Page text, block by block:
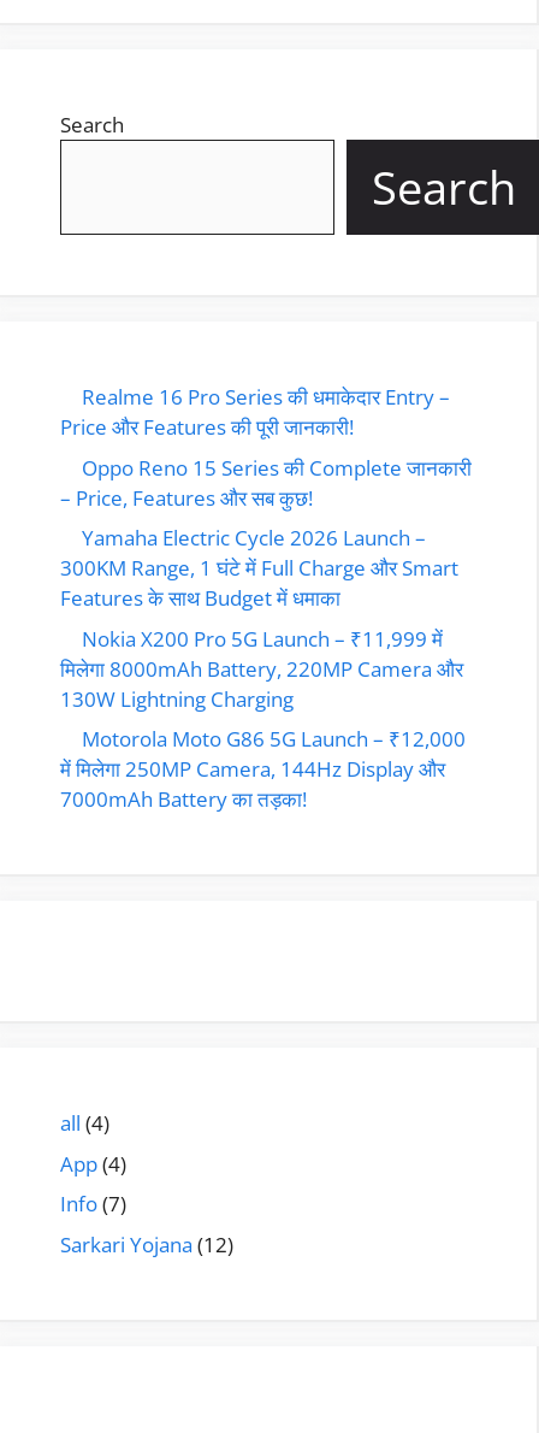
Search
Search
Realme 16 Pro Series की धमाकेदार Entry –
Price और Features की पूरी जानकारी!
Oppo Reno 15 Series की Complete जानकारी
– Price, Features और सब कुछ!
Yamaha Electric Cycle 2026 Launch –
300KM Range, 1 घंटे में Full Charge और Smart
Features के साथ Budget में धमाका
Nokia X200 Pro 5G Launch – ₹11,999 में
मिलेगा 8000mAh Battery, 220MP Camera और
130W Lightning Charging
Motorola Moto G86 5G Launch – ₹12,000
में मिलेगा 250MP Camera, 144Hz Display और
7000mAh Battery का तड़का!
all (4)
App(4)
Info(7)
Sarkari Yojana (12)